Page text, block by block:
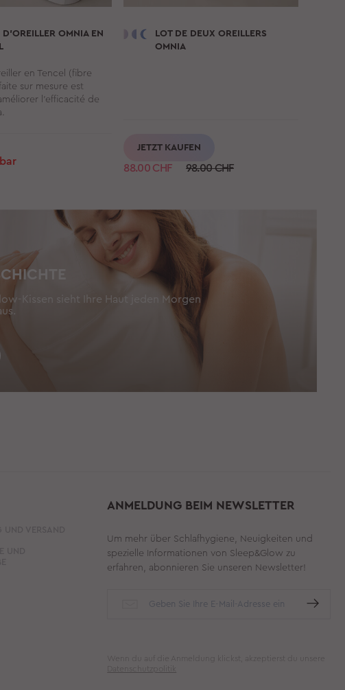
D’OREILLEROMNIAEN
en Tencel (fibre
sur mesure est
l’efficacité de
LOT DE DEUX OREILLERS
OMNIA
JETZT KAUFEN
88.00 CHF 98.00 CHF
Kissen sieht Ihre Haut jeden Morgen
ANMELDUNG BEIM NEWSLETTER
Um mehr über Schlafhygiene, Neuigkeiten und
spezielle Informationen von Sleep&Glow zu
erfahren, abonnieren Sie unseren Newsletter!
Wenn du auf die Anmeldung klickst, akzeptierst du unsere
Datenschutzpolitik